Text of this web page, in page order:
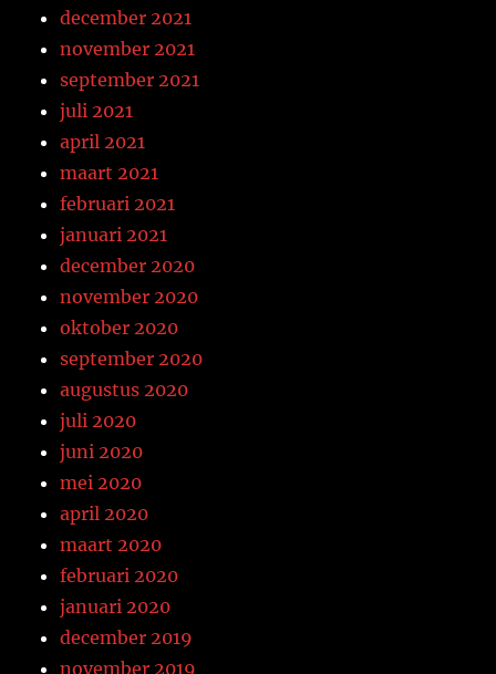
december 2021
november 2021
september 2021
juli 2021
april 2021
maart 2021
februari 2021
januari 2021
december 2020
november 2020
oktober 2020
september 2020
augustus 2020
juli 2020
juni 2020
mei 2020
april 2020
maart 2020
februari 2020
januari 2020
december 2019
november 2019